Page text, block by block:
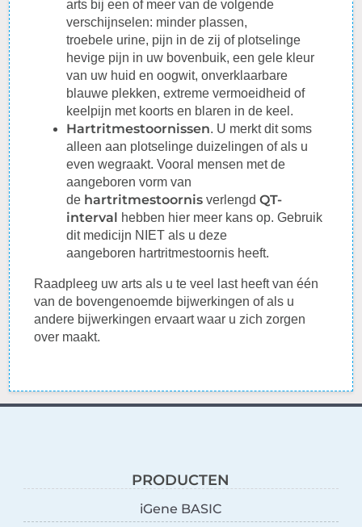
arts bij een of meer van de volgende
verschijnselen: minder plassen,
troebele urine, pijn in de zij of plotselinge
hevige pijn in uw bovenbuik, een gele kleur
van uw huid en oogwit, onverklaarbare
blauwe plekken, extreme vermoeidheid of
keelpijn met koorts en blaren in de keel.
Hartritmestoornissen. U merkt dit soms
alleen aan plotselinge duizelingen of als u
even wegraakt. Vooral mensen met de
aangeboren vorm van
de hartritmestoornis verlengdQT-
interval hebben hier meer kans op. Gebruik
dit medicijn NIET als u deze
aangeboren hartritmestoornis heeft.
Raadpleeg uw arts als u te veel last heeft van één
van de bovengenoemde bijwerkingen of als u
andere bijwerkingen ervaart waar u zich zorgen
over maakt.
PRODUCTEN
iGene BASIC